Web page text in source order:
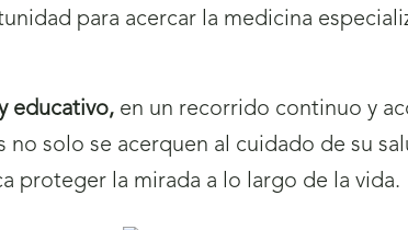
para acercar la medicina
educativo, en un recorrido continuo y
no solo se acerquen al cuidado de su
proteger la mirada a lo largo de la vida.